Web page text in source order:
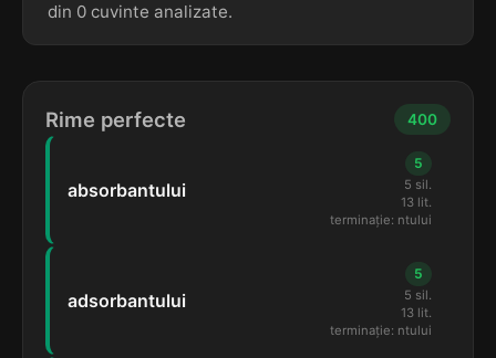
din 0 cuvinte analizate.
Rime perfecte 400
absorbantului
5
5 sil.
13 lit.
terminație: ntului
adsorbantului
5
5 sil.
13 lit.
terminație: ntului